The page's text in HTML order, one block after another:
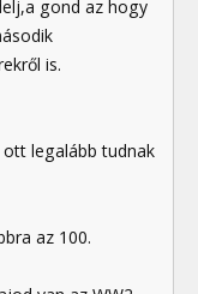
gond az hogy
is.
legalább tudnak
az 100.